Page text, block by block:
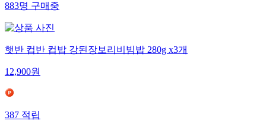
883명 구매중
햇반 컵반 컵밥 강된장보리비빔밥 280g x3개
12,900원
387 적립